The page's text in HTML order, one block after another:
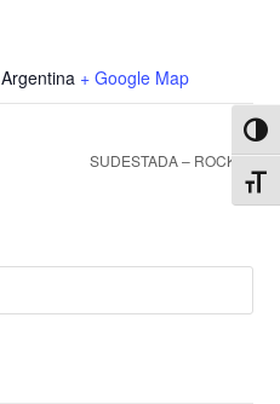
Argentina + Google Map
SUDESTADA – ROCK